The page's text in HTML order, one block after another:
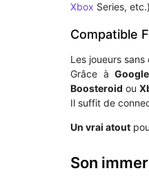
Xbox Series,
Compatible
Les joueurs
Grâce à
Boosteroid ou
Il suffit de
Un vrai atout
Son